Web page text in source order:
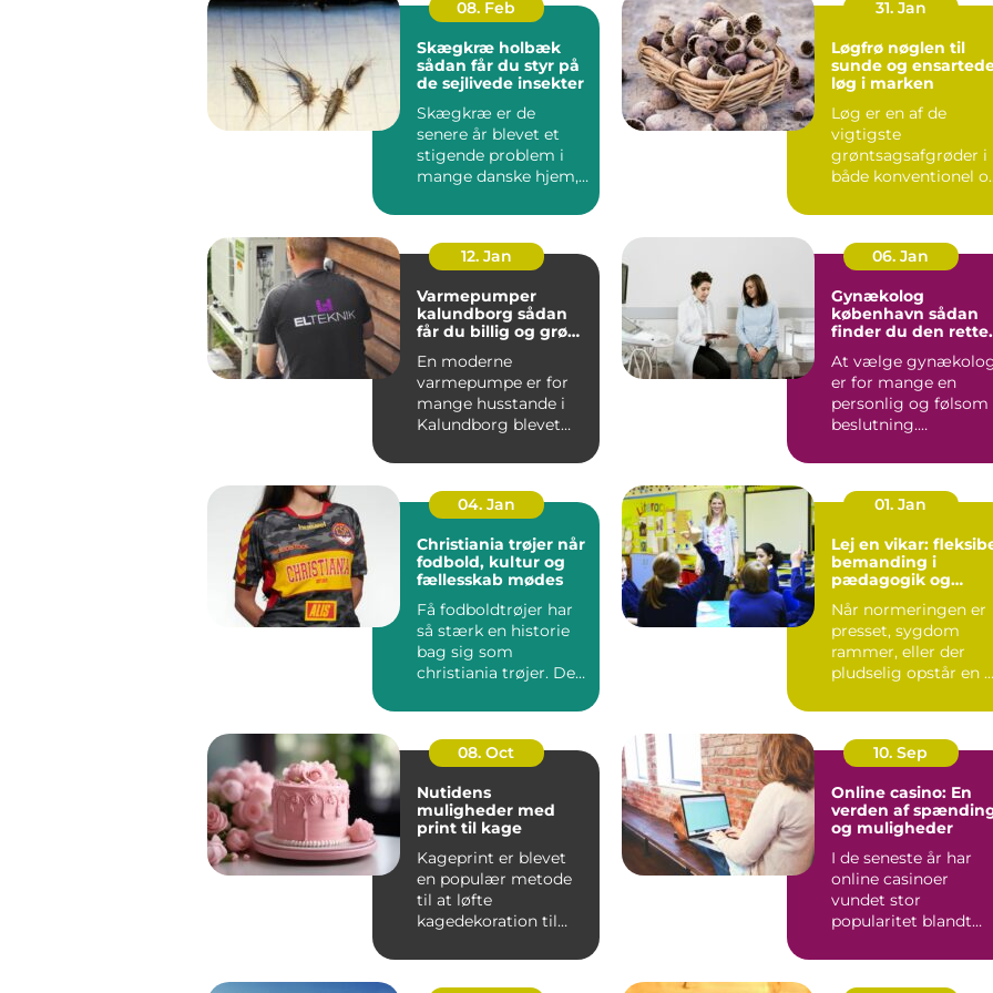
08. Feb
Skægkræ holbæk
sådan får du styr på
de sejlivede insekter
Skægkræ er de
senere år blevet et
stigende problem i
mange danske hjem,
undtagels...
31. Jan
Løgfrø nøglen til
sunde og
løg i marken
Løg er en af de
vigtigste
grøntsagsafgrøder i
både konventionel
Når en avle...
12. Jan
Varmepumper
kalundborg sådan
får du billig og grøn
En moderne
varmepumpe er for
mange husstande i
Kalundborg blevet
varmeregning...
06. Jan
Gynækolog
københavn sådan
finder du den rette
At vælge
er for mange en
personlig og følsom
beslutning.
behandlinger for...
04. Jan
Christiania trøjer når
fodbold, kultur og
fællesskab mødes
Få fodboldtrøjer har
så stærk en historie
bag sig som
christiania trøjer. De
far...
01. Jan
Lej en vikar:
bemanding i
pædagogik og
Når normeringen er
presset, sygdom
rammer, eller der
pludselig opstår en ny
for ...
08. Oct
Nutidens
muligheder med
print til kage
Kageprint er blevet
en populær metode
til at løfte
kagedekoration til
10. Sep
Online casino: En
verden af
og muligheder
I de seneste år har
online casinoer
vundet stor
popularitet blandt
hele v...